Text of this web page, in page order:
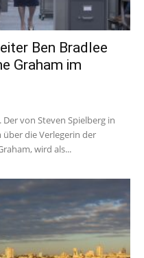
Ben Bradlee
Graham im
von Steven Spielberg in
die Verlegerin der
wird als...